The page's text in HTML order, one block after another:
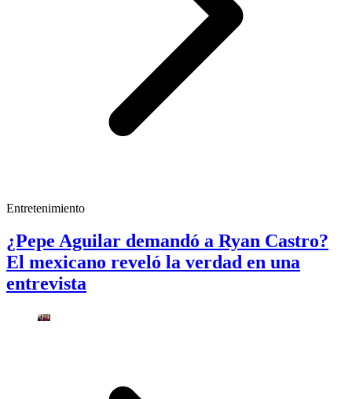
Entretenimiento
¿Pepe Aguilar demandó a Ryan Castro?
El mexicano reveló la verdad en una
entrevista